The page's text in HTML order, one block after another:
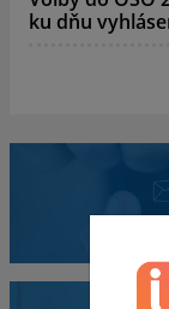
ku dňu